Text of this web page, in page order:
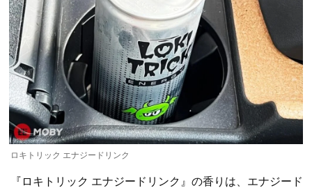
ロキトリック エナジードリンク
『ロキトリック エナジードリンク』の香りは、エナジード